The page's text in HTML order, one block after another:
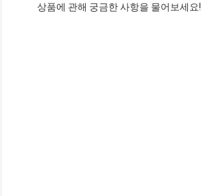
상품에 관해 궁금한 사항을 물어보세요!